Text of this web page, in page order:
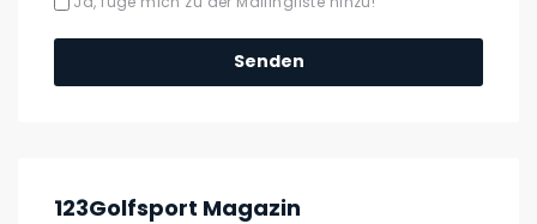
123Golfsport Magazin